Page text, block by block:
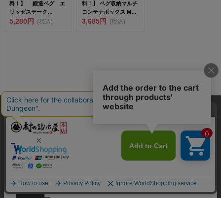
料！】 鍛造ペグ エ
リッゼステーク
28cm 8本セット
5,280円 (税込)
料！】 ペグ収納マルチ
コンテナボックス MK-
CTN 鍛造ペグ エリ...
3,685円 (税込)
300
ポイントプレゼント